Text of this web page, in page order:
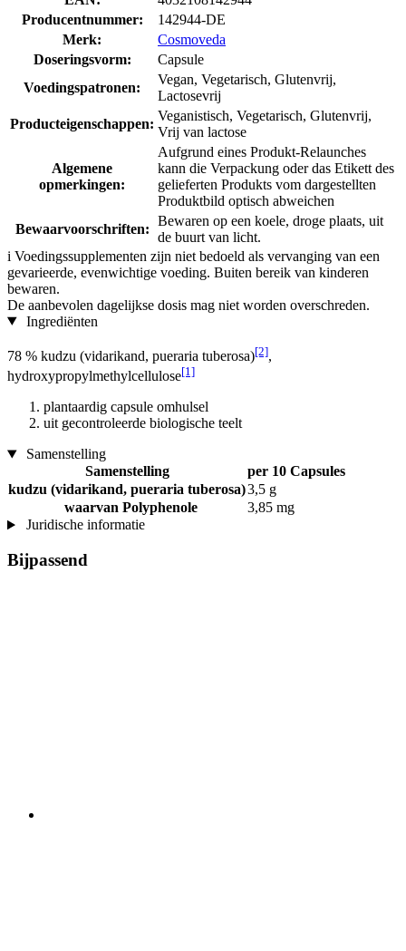
Producentnummer:
142944-DE
Merk:
Cosmoveda
Doseringsvorm:
Capsule
Voedingspatronen:
Vegan, Vegetarisch, Glutenvrij,
Lactosevrij
Producteigenschappen:
Veganistisch, Vegetarisch, Glutenvrij,
Vrij van lactose
Algemene
opmerkingen:
Aufgrund eines Produkt-Relaunches
kann die Verpackung oder das Etikett des
gelieferten Produkts vom dargestellten
Produktbild optisch abweichen
Bewaarvoorschriften:
Bewaren op een koele, droge plaats, uit
de buurt van licht.
i Voedingssupplementen zijn niet bedoeld als vervanging van een
gevarieerde, evenwichtige voeding. Buiten bereik van kinderen
bewaren.
De aanbevolen dagelijkse dosis mag niet worden overschreden.
Ingrediënten
78 % kudzu (vidarikand, pueraria tuberosa)[2],
hydroxypropylmethylcellulose[1]
plantaardig capsule omhulsel
uit gecontroleerde biologische teelt
Samenstelling
Samenstelling
per 10 Capsules
kudzu (vidarikand, pueraria tuberosa)3,5 g
waarvan Polyphenole
3,85 mg
Juridische informatie
Bijpassend